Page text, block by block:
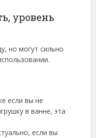
уровень
но могут сильно
если вы не
в ванне, эта
если вы